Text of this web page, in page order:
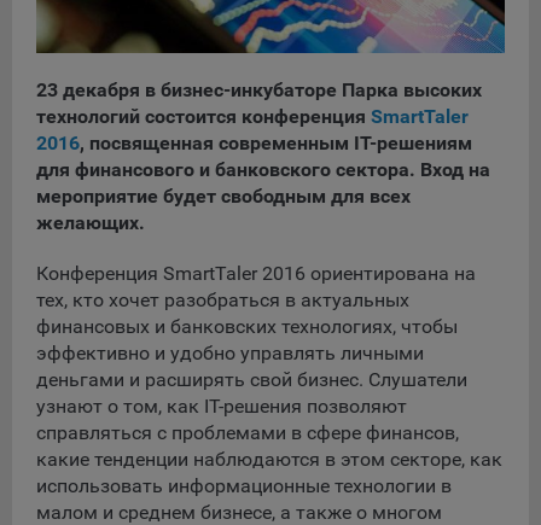
устройства) пользователя сайта Общества, указанных в
пункте 3 Политики, при их посещении для отражения
позволяют не вводить заново или выбирать те же
параметры при повторном посещении того или иного
сайта, например, выбор языковой версии.
Целями обработки файлов cookie являются:
Общество не использует файлы cookie для
На сайтах используются как файлы cookie первой
стороны (устанавливаемые сайтами, которые посещает
пользователь), так и сторонние файлы cookie (задаются
сервером, расположенным вне домена наших сайтов).
Общество обрабатывает обезличенные данные
пользователей сайта (включая файлы «cookie»),
собираемые с помощью сервисов Интернет-статистики,
которые служат для сбора информации о действиях
пользователей на сайте, улучшения качества сайта и его
23 декабря в бизнес-инкубаторе Парка высоких
технологий состоится конференция SmartTaler
2016, посвященная современным IT-решениям
для финансового и банковского сектора. Вход на
мероприятие будет свободным для всех
желающих.
Конференция SmartTaler 2016 ориентирована на
тех, кто хочет разобраться в актуальных
финансовых и банковских технологиях, чтобы
эффективно и удобно управлять личными
деньгами и расширять свой бизнес. Слушатели
узнают о том, как IT-решения позволяют
справляться с проблемами в сфере финансов,
какие тенденции наблюдаются в этом секторе, как
использовать информационные технологии в
малом и среднем бизнесе, а также о многом